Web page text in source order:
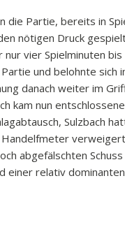
die Partie, bereits in
nötigen Druck
vier Spielminuten
und belohnte
danach weiter im
kam nun
Sulzbach
abgefälschten
einer relativ